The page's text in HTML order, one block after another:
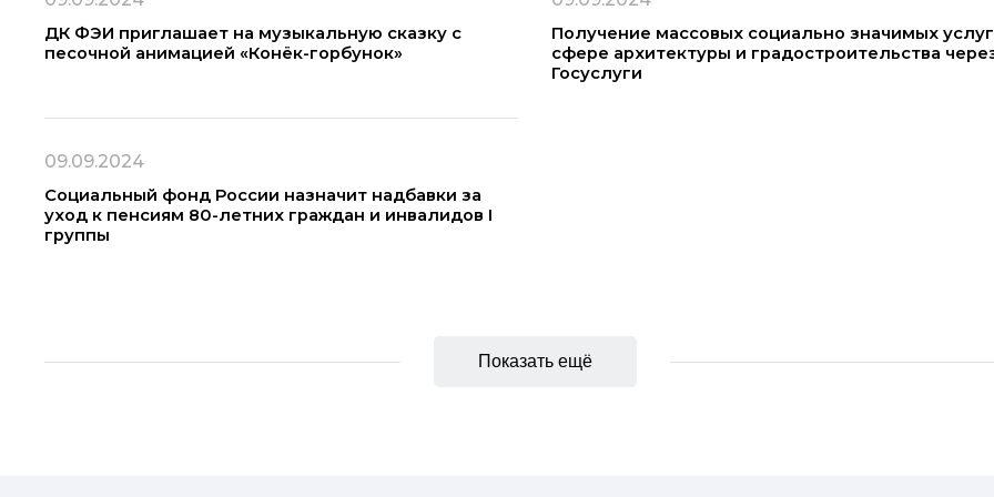
ДК ФЭИ приглашает на музыкальную сказку с
песочной анимацией «Конёк-горбунок»
Получение массовых социально значимых
сфере архитектуры и градостроительства
Госуслуги
09.09.2024
Социальный фонд России назначит надбавки за
уход к пенсиям 80-летних граждан и инвалидов I
группы
Показать ещё